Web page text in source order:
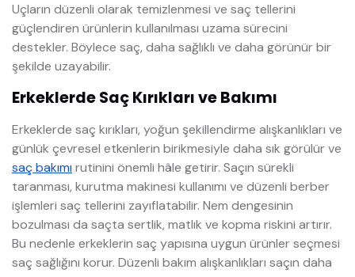
Uçların düzenli olarak temizlenmesi ve saç tellerini
güçlendiren ürünlerin kullanılması uzama sürecini
destekler. Böylece saç, daha sağlıklı ve daha görünür bir
şekilde uzayabilir.
Erkeklerde Saç Kırıkları ve Bakımı
Erkeklerde saç kırıkları, yoğun şekillendirme alışkanlıkları ve
günlük çevresel etkenlerin birikmesiyle daha sık görülür ve
saç bakımı rutinini önemli hâle getirir. Saçın sürekli
taranması, kurutma makinesi kullanımı ve düzenli berber
işlemleri saç tellerini zayıflatabilir. Nem dengesinin
bozulması da saçta sertlik, matlık ve kopma riskini artırır.
Bu nedenle erkeklerin saç yapısına uygun ürünler seçmesi
saç sağlığını korur. Düzenli bakım alışkanlıkları saçın daha